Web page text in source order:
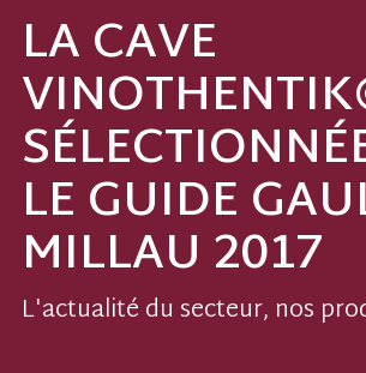
LA CAVE
LE GUIDE
MILLAU 2017
L'actualité du secteur, nos